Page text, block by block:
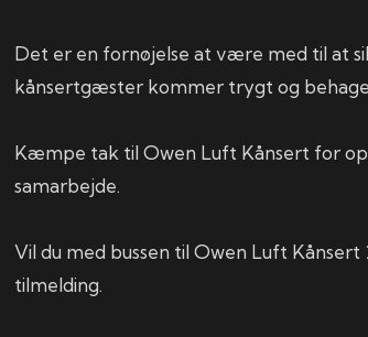
Det er en fornøjelse at være med til at
kånsertgæster kommer trygt og
Kæmpe tak til Owen Luft Kånsert for
samarbejde.
Vil du med bussen til Owen Luft
tilmelding.